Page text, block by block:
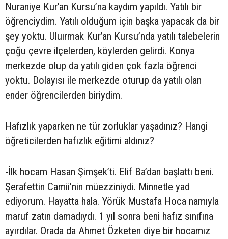
Nuraniye Kur’an Kursu’na kaydım yapıldı. Yatılı bir
öğrenciydim. Yatılı olduğum için başka yapacak da bir
şey yoktu. Uluırmak Kur’an Kursu’nda yatılı talebelerin
çoğu çevre ilçelerden, köylerden gelirdi. Konya
merkezde olup da yatılı giden çok fazla öğrenci
yoktu. Dolayısı ile merkezde oturup da yatılı olan
ender öğrencilerden biriydim.
Hafızlık yaparken ne tür zorluklar yaşadınız? Hangi
öğreticilerden hafızlık eğitimi aldınız?
-İlk hocam Hasan Şimşek’ti. Elif Ba’dan başlattı beni.
Şerafettin Camii’nin müezziniydi. Minnetle yad
ediyorum. Hayatta hala. Yörük Mustafa Hoca namıyla
maruf zatın damadıydı. 1 yıl sonra beni hafız sınıfına
ayırdılar. Orada da Ahmet Özketen diye bir hocamız